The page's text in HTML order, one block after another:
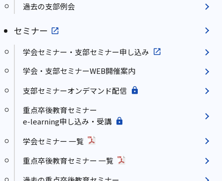
過去の支部例会
セミナー
学会セミナー・支部セミナー申し込み
学会・支部セミナーWEB開催案内
支部セミナーオンデマンド配信
重点卒後教育セミナー
e-learning申し込み・受講
学会セミナー 一覧
重点卒後教育セミナー 一覧